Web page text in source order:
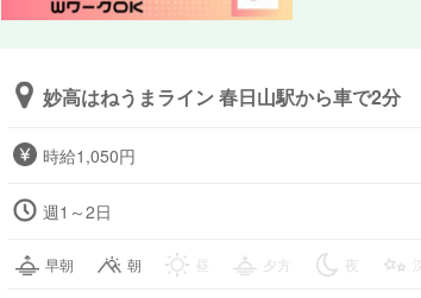
妙高はねうまライン 春日山駅から車で2分
時給1,050円
週1～2日
早朝 朝 昼 夕方 夜